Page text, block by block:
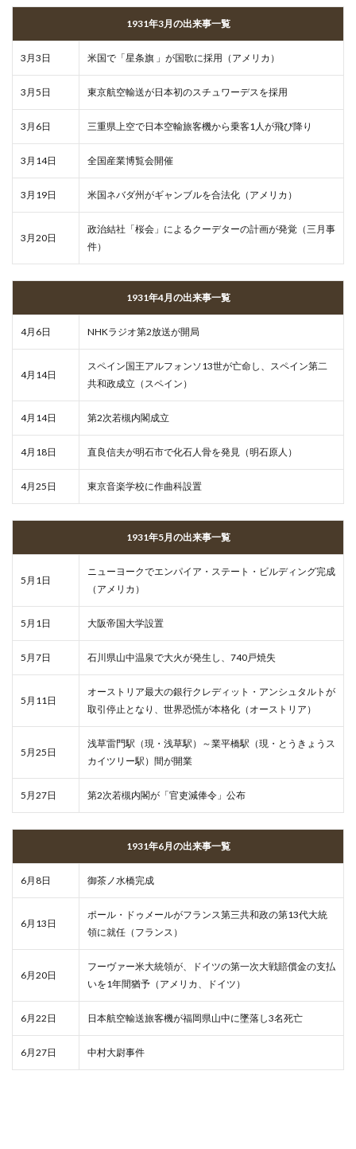
1931年3月の出来事一覧
3月3日 米国で「星条旗 」が国歌に採用（アメリカ）
3月5日 東京航空輸送が日本初のスチュワーデスを採用
3月6日 三重県上空で日本空輸旅客機から乗客1人が飛び降り
3月14日 全国産業博覧会開催
3月19日 米国ネバダ州がギャンブルを合法化（アメリカ）
3月20日
政治結社「桜会」によるクーデターの計画が発覚（三月事
件）
1931年4月の出来事一覧
4月6日 NHKラジオ第2放送が開局
4月14日
スペイン国王アルフォンソ13世が亡命し、スペイン第二
共和政成立（スペイン）
4月14日 第2次若槻内閣成立
4月18日 直良信夫が明石市で化石人骨を発見（明石原人）
4月25日 東京音楽学校に作曲科設置
1931年5月の出来事一覧
5月1日
ニューヨークでエンパイア・ステート・ビルディング完成
（アメリカ）
5月1日 大阪帝国大学設置
5月7日 石川県山中温泉で大火が発生し、740戸焼失
5月11日
オーストリア最大の銀行クレディット・アンシュタルトが
取引停止となり、世界恐慌が本格化（オーストリア）
5月25日
浅草雷門駅（現・浅草駅）～業平橋駅（現・とうきょうス
カイツリー駅）間が開業
5月27日 第2次若槻内閣が「官吏減俸令」公布
1931年6月の出来事一覧
6月8日 御茶ノ水橋完成
6月13日
ポール・ドゥメールがフランス第三共和政の第13代大統
領に就任（フランス）
6月20日
フーヴァー米大統領が、ドイツの第一次大戦賠償金の支払
いを1年間猶予（アメリカ、ドイツ）
6月22日 日本航空輸送旅客機が福岡県山中に墜落し3名死亡
6月27日 中村大尉事件